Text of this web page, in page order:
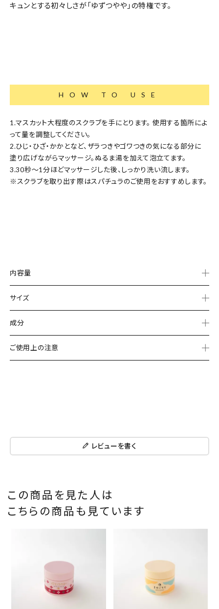
キュンとする初々しさが「ゆずつやや」の特権です。
HOW TO USE
1.マスカット大程度のスクラブを手にとります。 使用する箇所によ
って量を調整してください。
2.ひじ・ひざ・かかとなど、ザラつきやゴワつきの気になる部分に
塗り広げながらマッサージ。ぬるま湯を加えて泡立てます。
3.30秒～1分ほどマッサージした後、しっかり洗い流します。
※スクラブを取り出す際はスパチュラのご使用をおすすめします。
内容量
サイズ
成分
ご使用上の注意
レビューを書く
この商品を見た人は
こちらの商品も見ています